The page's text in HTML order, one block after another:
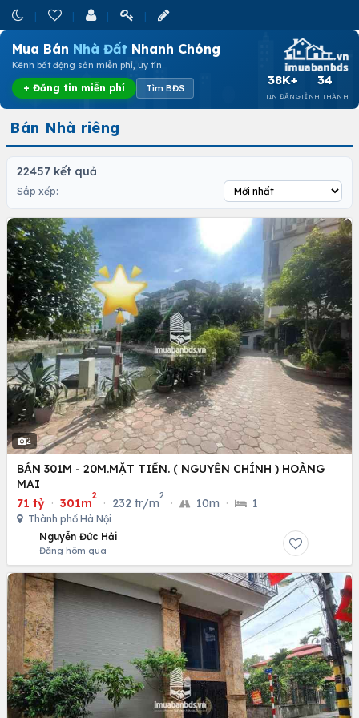
Mua Bán Nhà Đất Nhanh Chóng
Kênh bất động sản miễn phí, uy tín
+ Đăng tin miễn phí Tìm BĐS
38K+
TIN ĐĂNG
34
TỈNH THÀNH
Bán Nhà riêng
22457 kết quả
Sắp xếp:
2
BÁN 301M - 20M.MẶT TIỀN. ( NGUYỄN CHÍNH ) HOÀNG
MAI
71 tỷ · 301m
2
· 232 tr/m
2
· 10m · 1
Thành phố Hà Nội
Nguyễn Đức Hải
Đăng hôm qua